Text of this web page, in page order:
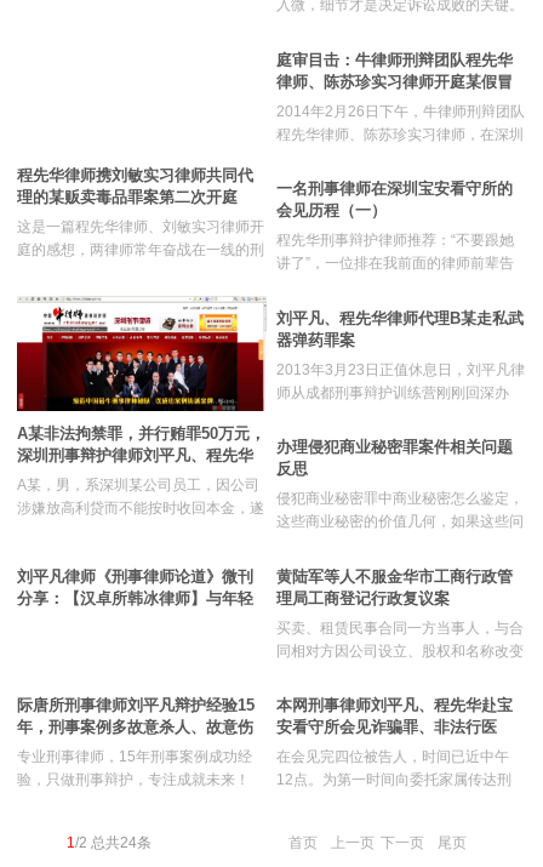
入微，细节才是决定诉讼成败的关键。
程中，学会了要仔细分析研究控方的起
诉书和证据，然后确定清晰的辩护思
方向出乎控方所预料；辩护律师开庭准
备工作扎实、细致，控方在庭审中找不
理怀疑或者是推翻控方证据的重要性高
于辩护词；三、对深圳市
程先华律师携刘敏实习律师共同代
理的某贩卖毒品罪案第二次开庭
这是一篇程先华律师、刘敏实习律师开
庭的感想，两律师常年奋战在一线的刑
对于她们来说，点点滴滴的小事，都体
现着她们的责任心和怜悯心。而由小见
大，能在这么多小事上尽心尽力的律
师，对于当事人的需求和案件的办理，
也定是十分负责的。以下是文章全文，
欢迎广大网友阅读。
庭审目击：牛律师刑辩团队程先华
律师、陈苏珍实习律师开庭某假冒
注册商标罪案
2014年2月26日下午，牛律师刑辩团队
程先华律师、陈苏珍实习律师，在深圳
罪案，庭审持续了两个多小时，两律师
依法为被告人做了有罪从轻辩护。庭审
问题，控方认为被告人的犯罪数额为
160余万元，而辩方认为其犯罪数额应
法庭质证、法庭辩论等环节，查明了本
案被告人的具体
一名刑事律师在深圳宝安看守所的
会见历程（一）
程先华刑事辩护律师推荐：“不要跟她
讲了”，一位排在我前面的律师前辈告
责和与会见前台那位保安的理论。后
来，这位前辈告知我：“见好就收，我
影响工作，再多的说辞，他们听着都是
废话了”。哦，原来是这样。难怪那位
的，有事去找我们所领导”！很感谢这
些律师前辈，用实战教会
A某非法拘禁罪，并行贿罪50万元，
深圳刑事辩护律师刘平凡、程先华
为家属提供有针对
A某，男，系深圳某公司员工，因公司
涉嫌放高利贷而不能按时收回本金，遂
10人被抓。4月28日，A某被逮捕，罪
名是非法拘禁罪。而被害人并未出现身
中间人，长期为没有深圳户口和社保关
系的外籍人士，
刘平凡、程先华律师代理B某走私武
器弹药罪案
2013年3月23日正值休息日，刘平凡律
师从成都刑事辩护训练营刚刚回深办
求刘平凡律师的法律帮助。
办理侵犯商业秘密罪案件相关问题
反思
侵犯商业秘密罪中商业秘密怎么鉴定，
这些商业秘密的价值几何，如果这些问
正审理及判决。现今司法条件下，对于
商业秘密的相关价值鉴定采取的方法的
不面临的问题。
刘平凡律师《刑事律师论道》微刊
分享：【汉卓所韩冰律师】与年轻
黄陆军等人不服金华市工商行政管
理局工商登记行政复议案
买卖、租赁民事合同一方当事人，与合
同相对方因公司设立、股权和名称改变
的利害关系，其以合同相对方存在民事
侵权行为为由申请行政复议的，行政复
际唐所刑事律师刘平凡辩护经验15
年，刑事案例多故意杀人、故意伤
害、抢劫、盗窃等！
专业刑事律师，15年刑事案例成功经
验，只做刑事辩护，专注成就未来！
本网刑事律师刘平凡、程先华赴宝
安看守所会见诈骗罪、非法行医
罪、故意毁坏财物罪案等
在会见完四位被告人，时间已近中午
12点。为第一时间向委托家属传达刑
毕之后，两刑事辩护律师立即马不停蹄
1/2 总共24条 首页 上一页 下一页 尾页